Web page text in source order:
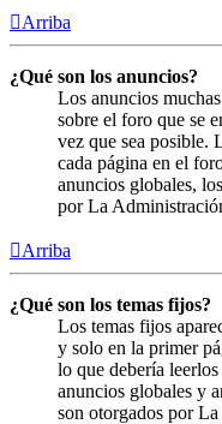
Arriba
¿Qué son los anuncios?
Los anuncios
sobre el foro que se
vez que sea posible.
cada página en el
anuncios globales,
por La
Arriba
¿Qué son los temas fijos?
Los temas fijos
y solo en la primer
lo que debería
anuncios globales y
son otorgados por